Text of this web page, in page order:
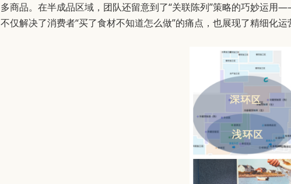
多商品。在半成品区域，团队还留意到了“关联陈列”策略的巧妙运
不仅解决了消费者“买了食材不知道怎么做”的痛点，也展现了精细化运